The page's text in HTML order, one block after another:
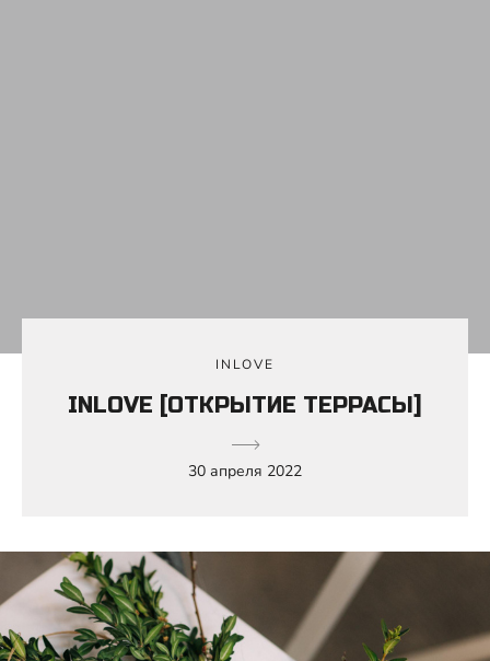
INLOVE
INLOVE [ОТКРЫТИЕ ТЕРРАСЫ]
30 апреля 2022